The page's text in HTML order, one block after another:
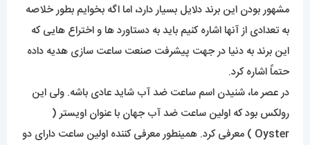
مشهور بودن این برند دلایل بسیار دارد، اما اگه بخوایم بطور خلاصه
به تعدادی از آنها اشاره کنیم باید به دستاورد ها و اختراع هایی که
این برند به دنیا در جهت پیشرفت صنعت ساعت سازی هدیه داده
حتماً اشاره کرد.
در عصر ما، شنیدن اسم ساعت ضد آب شاید عادی باشه. ولی این
رولکس بود که اولین ساعت ضد آب جهان با عنوان اویستر (
Oyster ) معرفی کرد. همینطور معرفی کننده اولین ساعت دارای دو